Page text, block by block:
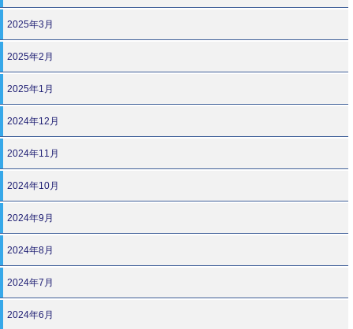
2025年3月
2025年2月
2025年1月
2024年12月
2024年11月
2024年10月
2024年9月
2024年8月
2024年7月
2024年6月